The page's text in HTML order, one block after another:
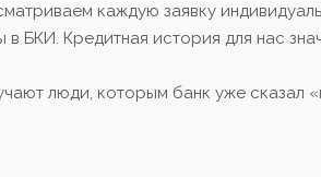
каждую заявку
БКИ. Кредитная история для нас
люди, которым банк уже сказал